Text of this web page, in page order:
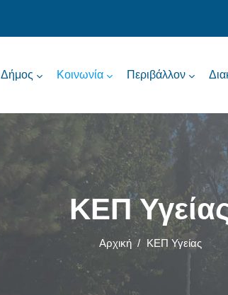
Δήμος Κοινωνία Περιβάλλον
ΚΕΠ
Αρχική / ΚΕΠ Υγείας